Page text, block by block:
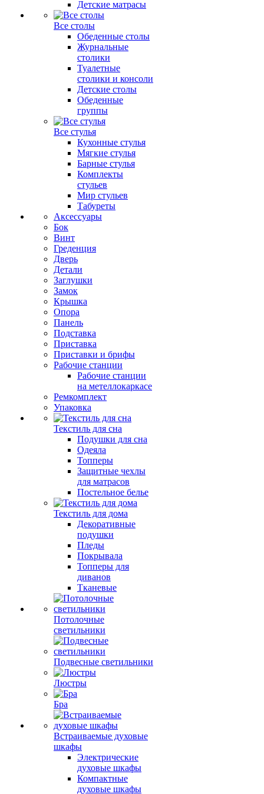
Детские матрасы
Все столы
Обеденные столы
Журнальные
столики
Туалетные
столики и консоли
Детские столы
Обеденные
группы
Все стулья
Кухонные стулья
Мягкие стулья
Барные стулья
Комплекты
стульев
Мир стульев
Табуреты
Аксессуары
Бок
Винт
Греденция
Дверь
Детали
Заглушки
Замок
Крышка
Опора
Панель
Подставка
Приставка
Приставки и брифы
Рабочие станции
Рабочие станции
на метеллокаркасе
Ремкомплект
Упаковка
Текстиль для сна
Подушки для сна
Одеяла
Топперы
Защитные чехлы
для матрасов
Постельное белье
Текстиль для дома
Декоративные
подушки
Пледы
Покрывала
Топперы для
диванов
Тканевые
Потолочные
светильники
Подвесные светильники
Люстры
Бра
Встраиваемые духовые
шкафы
Электрические
духовые шкафы
Компактные
духовые шкафы